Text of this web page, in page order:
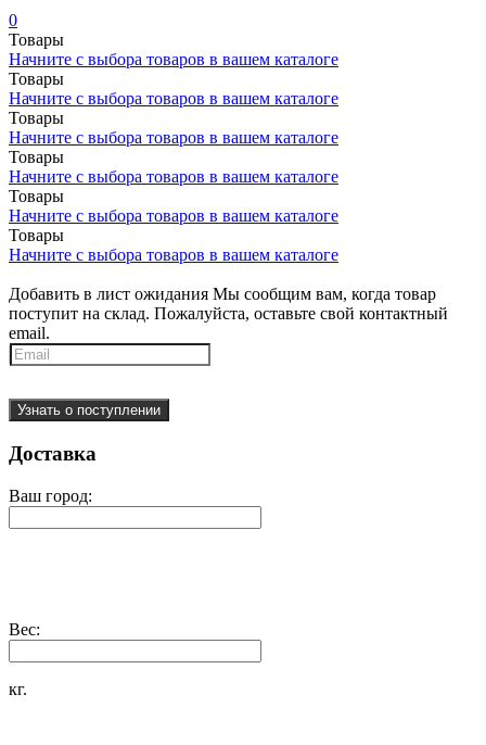
0
Товары
Начните с выбора товаров в вашем каталоге
Товары
Начните с выбора товаров в вашем каталоге
Товары
Начните с выбора товаров в вашем каталоге
Товары
Начните с выбора товаров в вашем каталоге
Товары
Начните с выбора товаров в вашем каталоге
Товары
Начните с выбора товаров в вашем каталоге
Добавить в лист ожидания Мы сообщим вам, когда товар
поступит на склад. Пожалуйста, оставьте свой контактный
email.
Узнать о поступлении
Доставка
Ваш город:
Вес:
кг.